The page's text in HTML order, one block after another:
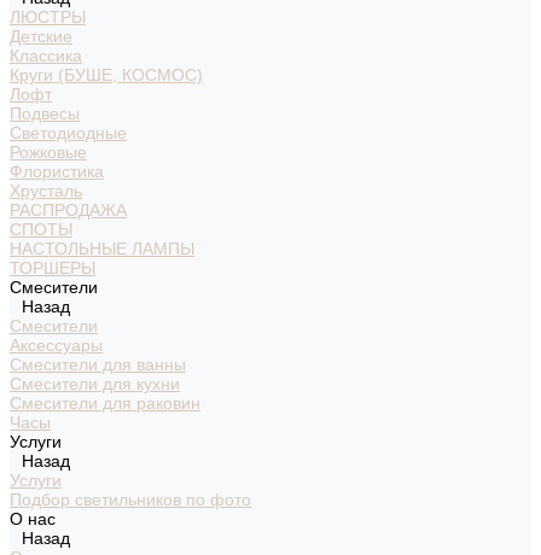
ЛЮСТРЫ
Детские
Классика
Круги (БУШЕ, КОСМОС)
Лофт
Подвесы
Светодиодные
Рожковые
Флористика
Хрусталь
РАСПРОДАЖА
СПОТЫ
НАСТОЛЬНЫЕ ЛАМПЫ
ТОРШЕРЫ
Смесители
Назад
Смесители
Аксессуары
Смесители для ванны
Смесители для кухни
Смесители для раковин
Часы
Услуги
Назад
Услуги
Подбор светильников по фото
О нас
Назад